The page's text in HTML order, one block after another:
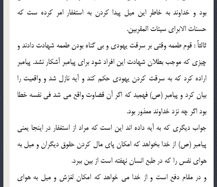
بود و خداوند به خاطر اين ميل پيدا كردن به استغفار امر كرده ست كه
حسنات الابراي سيئات المقربين.
ثالثاً : قوم طعمه وقتي بر سرقت يهودي و بي گناه بودن طعمه شهادت دادند و
چيزي كه موجب بطلان شهادت اين افراد شود براي پيامبر آشكار نشد. پيامبر
اراده كرد كه به سرقت كردن يهودي حكم كند و آيه نازل شد و واقعيت را
بيان كرد و پيامبر (ص) فهميد كه اگر آن قضاوت واقع مي شد في نفسه خطا
بود اگر چه نزد خداوند معذور بود.
جواب ديگري كه به آيه داده اند اين است كه مراد از استغفار در اينجا يعني
پيامبر (ص) از خدا بخواهد كه امكان پاي مال كردن حقوق ديگران و ميل به
هواي نفس را كه در طبع انسان نهفته است از بين ببرد.
و در مقام دفع است و از خدا مي خواهد كه امكان لغزش و ميل به هواي